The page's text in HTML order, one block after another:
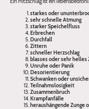
starkes oder
sehr schnelle Atmung
starker Speichelfluss
Erbrechen
Durchfall
Zittern
schneller Herzschlag
blasses oder sehr helles
Unruhe oder Panik
Desorientierung
Schwanken oder
Teilnahmslosigkeit
Zusammenbruch
Krampfanfälle
heraushängende Zunge